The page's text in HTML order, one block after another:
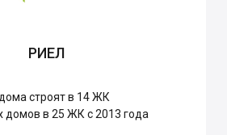
РИЕЛ
строят в 14 ЖК
домов в 25 ЖК с 2013 года